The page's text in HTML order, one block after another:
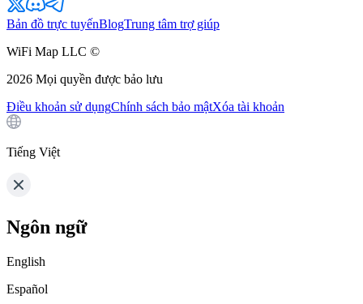
Bản đồ trực tuyếnBlogTrung tâm trợ giúp
WiFi Map LLC ©
2026 Mọi quyền được bảo lưu
Điều khoản sử dụngChính sách bảo mậtXóa tài khoản
Tiếng Việt
Ngôn ngữ
English
Español